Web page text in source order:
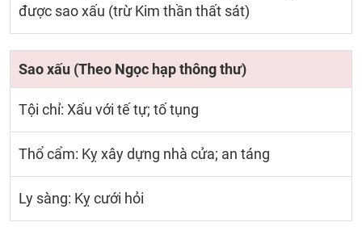
được sao xấu (trừ Kim thần thất sát)
Sao xấu (Theo Ngọc hạp thông thư)
Tội chỉ: Xấu với tế tự; tố tụng
Thổ cẩm: Kỵ xây dựng nhà cửa; an táng
Ly sàng: Kỵ cưới hỏi